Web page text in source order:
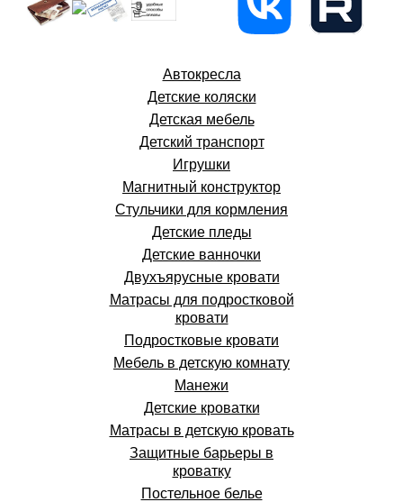
Автокресла
Детские коляски
Детская мебель
Детский транспорт
Игрушки
Магнитный конструктор
Стульчики для кормления
Детские пледы
Детские ванночки
Двухъярусные кровати
Матрасы для подростковой
кровати
Подростковые кровати
Мебель в детскую комнату
Манежи
Детские кроватки
Матрасы в детскую кровать
Защитные барьеры в
кроватку
Постельное белье